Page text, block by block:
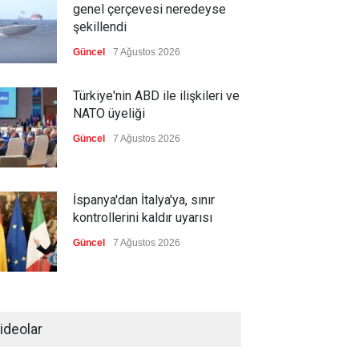
genel çerçevesi neredeyse
şekillendi
Güncel 7 Ağustos 2026
Türkiye'nin ABD ile ilişkileri ve
NATO üyeliği
Güncel 7 Ağustos 2026
İspanya'dan İtalya'ya, sınır
kontrollerini kaldır uyarısı
Güncel 7 Ağustos 2026